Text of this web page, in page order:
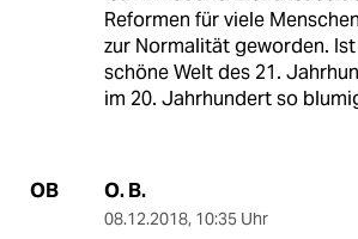
Reformen für viele
zur Normalität geworden.
schöne Welt des 21.
im 20. Jahrhundert so
OB O. B.
08.12.2018, 10:35 Uhr